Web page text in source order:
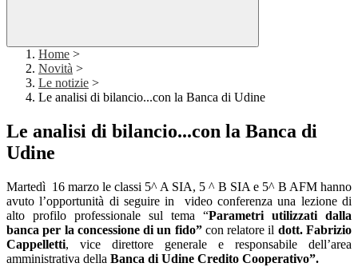
Home >
Novità >
Le notizie >
Le analisi di bilancio...con la Banca di Udine
Le analisi di bilancio...con la Banca di
Udine
Martedì 16 marzo le classi 5^ A SIA, 5 ^ B SIA e 5^ B AFM hanno
avuto l’opportunità di seguire in
video conferenza una lezione di
alto profilo professionale sul tema “Parametri utilizzati dalla
banca per la concessione di un fido”con relatore il dott. Fabrizio
Cappelletti, vice direttore generale e responsabile dell’area
amministrativa della Banca di Udine Credito Cooperativo”.